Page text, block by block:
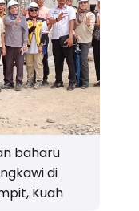
baharu
di
Kuah